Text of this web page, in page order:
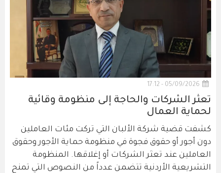
05/09/2026 - 17:12
تعثر الشركات والحاجة إلى منظومة وقائية
لحماية العمال
كشفت قضية شركة الألبان التي تركت مئات العاملين
دون أجور أو حقوق فجوة في منظومة حماية الأجور وحقوق
العاملين عند تعثر الشركات أو إغلاقها. المنظومة
التشريعية الأردنية تتضمن عدداً من النصوص التي تمنح